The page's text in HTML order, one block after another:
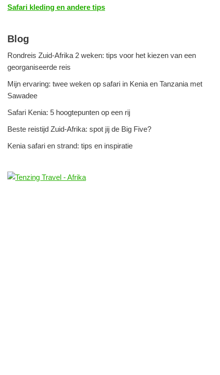
Safari kleding en andere tips
Blog
Rondreis Zuid-Afrika 2 weken: tips voor het kiezen van een
georganiseerde reis
Mijn ervaring: twee weken op safari in Kenia en Tanzania met
Sawadee
Safari Kenia: 5 hoogtepunten op een rij
Beste reistijd Zuid-Afrika: spot jij de Big Five?
Kenia safari en strand: tips en inspiratie